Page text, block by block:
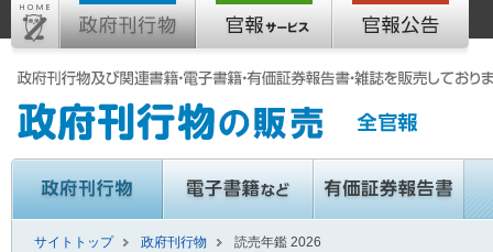
サイトトップ 政府刊行物 読売年鑑 2026